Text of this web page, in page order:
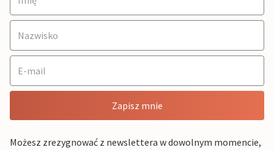
Zapisz mnie
Możesz zrezygnować z newslettera w dowolnym momencie,